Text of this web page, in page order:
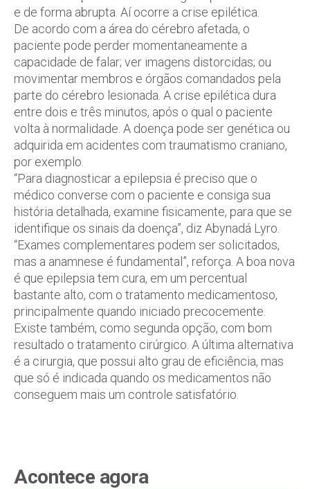
e de forma abrupta. Aí ocorre a crise epilética.
De acordo com a área do cérebro afetada, o
paciente pode perder momentaneamente a
capacidade de falar; ver imagens distorcidas; ou
movimentar membros e órgãos comandados pela
parte do cérebro lesionada. A crise epilética dura
entre dois e três minutos, após o qual o paciente
volta à normalidade. A doença pode ser genética ou
adquirida em acidentes com traumatismo craniano,
por exemplo.
“Para diagnosticar a epilepsia é preciso que o
médico converse com o paciente e consiga sua
história detalhada, examine fisicamente, para que se
identifique os sinais da doença”, diz Abynadá Lyro.
“Exames complementares podem ser solicitados,
mas a anamnese é fundamental”, reforça. A boa nova
é que epilepsia tem cura, em um percentual
bastante alto, com o tratamento medicamentoso,
principalmente quando iniciado precocemente.
Existe também, como segunda opção, com bom
resultado o tratamento cirúrgico. A última alternativa
é a cirurgia, que possui alto grau de eficiência, mas
que só é indicada quando os medicamentos não
conseguem mais um controle satisfatório.
Acontece agora